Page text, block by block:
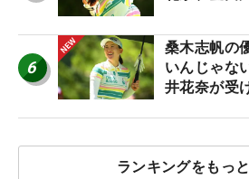
6
桑木志帆の
いんじゃな
井花奈が受
ランキングをもっ